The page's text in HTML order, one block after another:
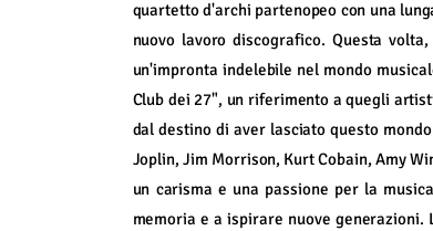
quartetto d'archi partenopeo con una
nuovo lavoro discografico. Questa
un'impronta indelebile nel mondo
Club dei 27", un riferimento a quegli
dal destino di aver lasciato questo
Joplin, Jim Morrison, Kurt Cobain, Amy
un carisma e una passione per la
memoria e a ispirare nuove